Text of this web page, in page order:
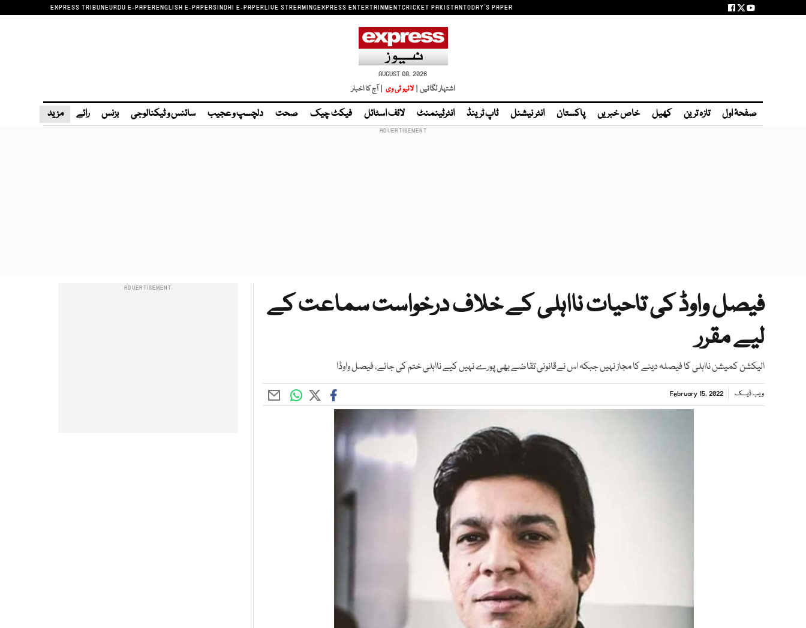
EXPRESS TRIBUNEURDU E-PAPERENGLISH E-PAPERSINDHI E-PAPERLIVE STREAMINGEXPRESS ENTERTAINMENTCRICKET PAKISTANTODAY'S PAPER
AUGUST 08, 2026
اشتہار لگائیں | لائیو ٹی وی | آج کا اخبار
صفحۂ اول تازہ ترین کھیل خاص خبریں پاکستان انٹر نیشنل ٹاپ ٹرینڈ انٹرٹینمنٹ لائف اسٹائل فیکٹ چیک صحت دلچسپ و عجیب سائنس و ٹیکنالوجی بزنس رائے مزید
فیصل واوڈ کی تاحیات نااہلی کے خلاف درخواست سماعت کے
لیے مقرر
الیکشن کمیشن نااہلی کا فیصلہ دینے کا مجاز نہیں جبکہ اس نےقانونی تقاضے بھی پورے نہیں کیے نااہلی ختم کی جائے، فیصل واوڈا
ویب ڈیسک February 15, 2022